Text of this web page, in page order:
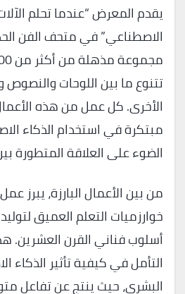
يقدم المعرض “عندما تحلم
الاصطناعي” في متحف الفن
تتنوع ما بين اللوحات والنصوص
الأخرى. كل عمل من هذه
مبتكرة في استخدام الذكاء
الضوء على العلاقة المتطورة
من بين الأعمال البارزة، يبرز
خوارزميات التعلم العميق
أسلوب فناني القرن العشرين.
التأمل في كيفية تأثير الذكاء
البشري، حيث ينتج عن تفاعل